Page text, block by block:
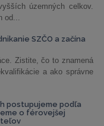
územných celkov.
od...
SZČO a začína
Zistite, čo to znamená
a ako správne
postupujeme podľa
o férovejšej